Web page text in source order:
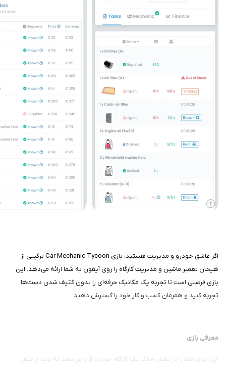
اگر عاشق خودرو و مدیریت هستید، بازی Car Mechanic Tycoon ترکیبی از
هیجان تعمیر ماشین و مدیریت کارگاه را روی آیفون به شما ارائه می‌دهد. این
بازی فرصتی است تا تجربه یک مکانیک حرفه‌ای را بدون کثیف شدن دست‌ها
تجربه کنید و همزمان کسب و کار خود را گسترش دهید.
معرفی بازی
این بازی شما را در نقش مالک یک کارگاه خودرو قرار می‌دهد که باید از صفر